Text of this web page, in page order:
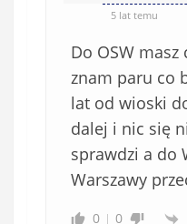
5 lat temu
Do OSW masz
znam paru co
lat od wioski
dalej i nic się
sprawdzi a do
Warszawy
0 0